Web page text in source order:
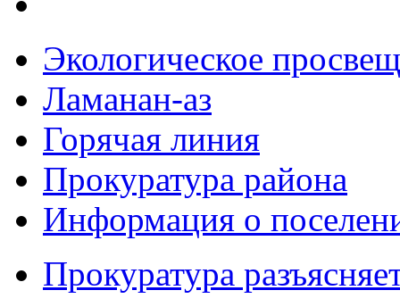
Экологическое
Ламанан-аз
Горячая линия
Прокуратура района
Информация о
Прокуратура